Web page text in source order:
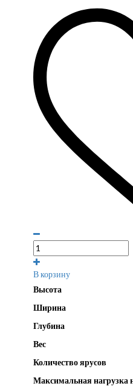
В корзину
Высота
Ширина
Глубина
Вес
Количество ярусов
Максимальная нагрузка